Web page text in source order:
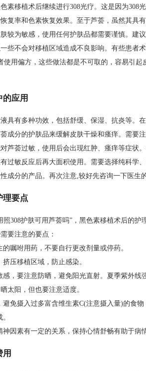
素移植术后继续进行308光疗。这是因为308
复率和色素恢复效果。至于芦荟，虽然其具
较为敏感，使用任何护肤品都需要谨慎。建
些不会对移植区域造成不良影响。有些患者
使用偏方，这些做法都是不可取的，容易引起
的应用
具有多种功效，包括舒缓、保湿、抗炎等。
成分的护肤品来缓解皮肤干燥和瘙痒。需要
芦荟过敏，使用后会出现红肿、瘙痒等症状
过敏反应后再大面积使用。需要选择纯科学
成分的产品。再次注意,较好先咨询一下医生
理要点
照308护肤可用芦荟吗”，黑色素移植术后的护
要注意的要点：
的嘱咐用药，不要自行更改剂量或停药。
压移植区域，防止感染。
感，要注意防晒，避免阳光直射。夏季紫外线
太阳，但也要注意适度。
避免摄入过多富含维生素C(注意摄入量)的食
神因素有一定的关系，保持心情舒畅有助于病
用